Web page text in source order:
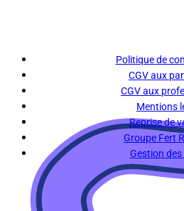
Politique de
CGV aux
CGV aux
Mentions
Reprise de
Groupe Fert
Gestion